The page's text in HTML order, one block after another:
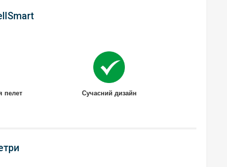
пелет Сучасний дизайн